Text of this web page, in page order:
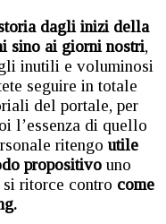
dagli inizi della
sino ai giorni nostri,
inutili e voluminosi
seguire in totale
del portale, per
l’essenza di quello
ritengo utile
propositivouno
ritorce contro come